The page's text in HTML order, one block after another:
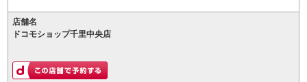
店舗名
ドコモショップ千里中央店